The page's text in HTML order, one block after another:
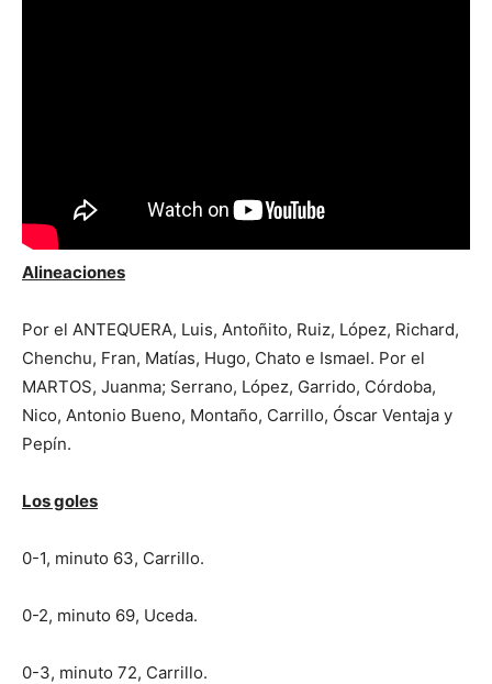
Alineaciones
Por el ANTEQUERA, Luis, Antoñito, Ruiz, López, Richard,
Chenchu, Fran, Matías, Hugo, Chato e Ismael. Por el
MARTOS, Juanma; Serrano, López, Garrido, Córdoba,
Nico, Antonio Bueno, Montaño, Carrillo, Óscar Ventaja y
Pepín.
Los goles
0-1, minuto 63, Carrillo.
0-2, minuto 69, Uceda.
0-3, minuto 72, Carrillo.